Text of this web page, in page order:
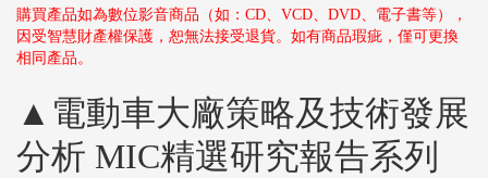
購買產品如為數位影音商品（如：CD、VCD、DVD、電子書等），
因受智慧財產權保護，恕無法接受退貨。如有商品瑕疵，僅可更換
相同產品。
▲電動車大廠策略及技術發展
分析 MIC精選研究報告系列